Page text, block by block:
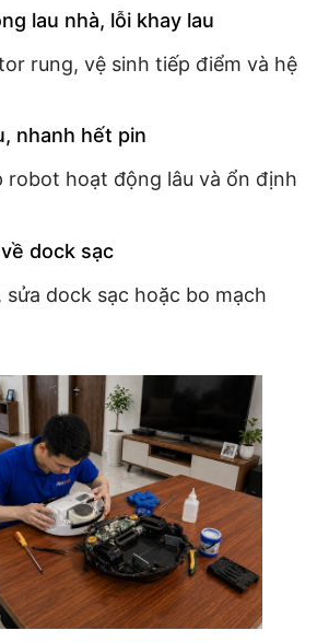
lau nhà, lỗi khay lau
rung, vệ sinh tiếp điểm và hệ
nhanh hết pin
robot hoạt động lâu và ổn định
dock sạc
sửa dock sạc hoặc bo mạch